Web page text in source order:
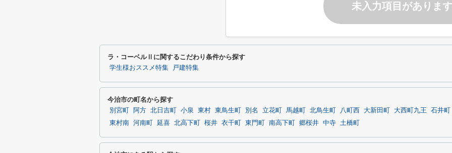
未入力項目があります
ラ・コーベルⅡに関するこだわり条件から探す
学生様おススメ特集 戸建特集
今治市の町名から探す
別宮町 阿方 北日吉町 小泉 東村 東鳥生町 別名 立花町 馬越町 北鳥生町 八町西 大新田町 大西町九王
石井町
東村南 河南町 延喜 北高下町 桜井 衣干町 東門町 南高下町 郷桜井 中寺 土橋町